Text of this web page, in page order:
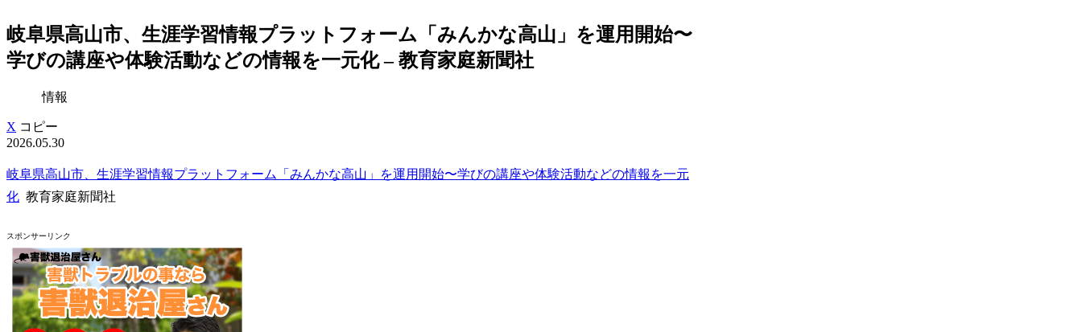
岐阜県高山市、生涯学習情報プラットフォーム「みんかな高山」を運用開始〜
学びの講座や体験活動などの情報を一元化 – 教育家庭新聞社
情報
X コピー
2026.05.30
岐阜県高山市、生涯学習情報プラットフォーム「みんかな高山」を運用開始〜学びの講座や体験活動などの情報を一元
化 教育家庭新聞社
スポンサーリンク